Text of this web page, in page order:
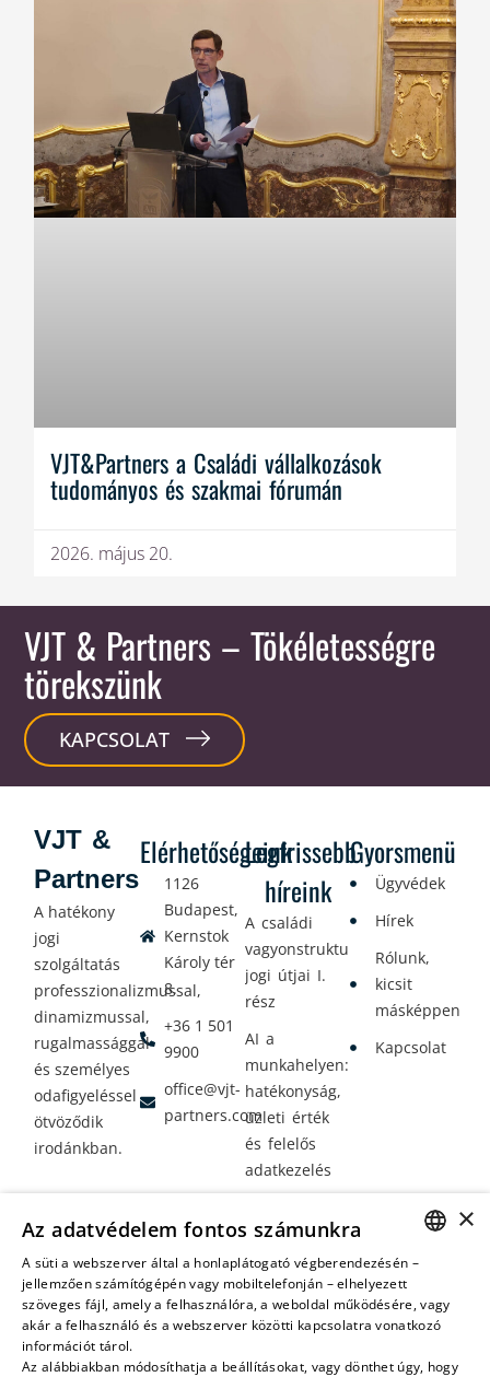
VJT&Partners a Családi vállalkozások
tudományos és szakmai fórumán
2026. május 20.
VJT & Partners – Tökéletességre
törekszünk
KAPCSOLAT
Elérhetőségeink
1126
Budapest,
Kernstok
Károly tér
8.
+36 1 501
9900
office@vjt-
partners.com
Legfrissebb
híreink
A családi
vagyonstrukturálás
jogi útjai I.
rész
AI a
munkahelyen:
hatékonyság,
üzleti érték
és felelős
adatkezelés
amikor a jövő
nem a
véletlenen
múlik
Gyorsmenü
Ügyvédek
Hírek
Rólunk,
kicsit
másképpen
Kapcsolat
VJT &
Partners
A hatékony
jogi
szolgáltatás
professzionalizmussal,
dinamizmussal,
rugalmassággal
és személyes
odafigyeléssel
ötvöződik
irodánkban.
HUNGARIAN
ENGLISH
×
Az adatvédelem fontos számunkra
A süti a webszerver által a honlaplátogató végberendezésén –
jellemzően számítógépén vagy mobiltelefonján – elhelyezett
szöveges fájl, amely a felhasználóra, a weboldal működésére, vagy
akár a felhasználó és a webszerver közötti kapcsolatra vonatkozó
információt tárol.
Az alábbiakban módosíthatja a beállításokat, vagy dönthet úgy, hogy